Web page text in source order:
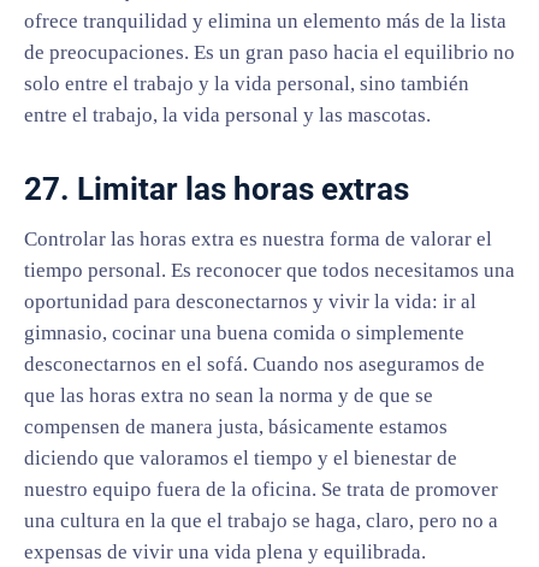
ofrece tranquilidad y elimina un elemento más de la lista
de preocupaciones. Es un gran paso hacia el equilibrio no
solo entre el trabajo y la vida personal, sino también
entre el trabajo, la vida personal y las mascotas.
27. Limitar las horas extras
Controlar las horas extra es nuestra forma de valorar el
tiempo personal. Es reconocer que todos necesitamos una
oportunidad para desconectarnos y vivir la vida: ir al
gimnasio, cocinar una buena comida o simplemente
desconectarnos en el sofá. Cuando nos aseguramos de
que las horas extra no sean la norma y de que se
compensen de manera justa, básicamente estamos
diciendo que valoramos el tiempo y el bienestar de
nuestro equipo fuera de la oficina. Se trata de promover
una cultura en la que el trabajo se haga, claro, pero no a
expensas de vivir una vida plena y equilibrada.